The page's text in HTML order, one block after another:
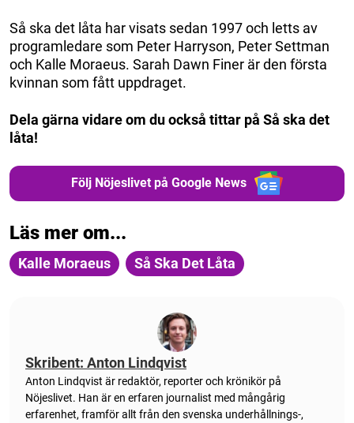
Så ska det låta har visats sedan 1997 och letts av
programledare som Peter Harryson, Peter Settman
och Kalle Moraeus. Sarah Dawn Finer är den första
kvinnan som fått uppdraget.
Dela gärna vidare om du också tittar på Så ska det
låta!
Följ Nöjeslivet på Google News
Läs mer om...
Kalle Moraeus Så Ska Det Låta
Skribent: Anton Lindqvist
Anton Lindqvist är redaktör, reporter och krönikör på
Nöjeslivet. Han är en erfaren journalist med mångårig
erfarenhet, framför allt från den svenska underhållnings-,